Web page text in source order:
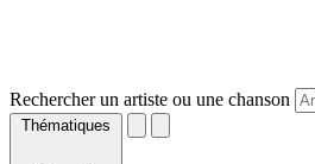
Rechercher un artiste ou une chanson
Thématiques